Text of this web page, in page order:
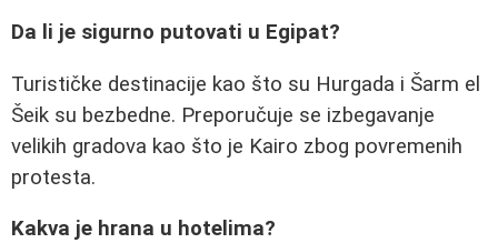
Da li je sigurno putovati u Egipat?
Turističke destinacije kao što su Hurgada i Šarm el
Šeik su bezbedne. Preporučuje se izbegavanje
velikih gradova kao što je Kairo zbog povremenih
protesta.
Kakva je hrana u hotelima?